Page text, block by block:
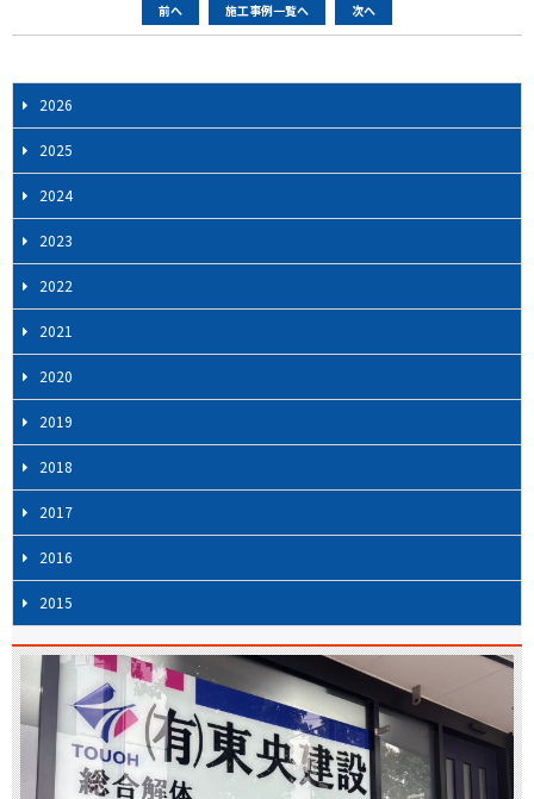
ー
ナ
ビ
ゲ
ー
シ
ョ
ン
前へ 施工事例一覧へ 次へ
2026
2025
2024
2023
2022
2021
2020
2019
2018
2017
2016
2015